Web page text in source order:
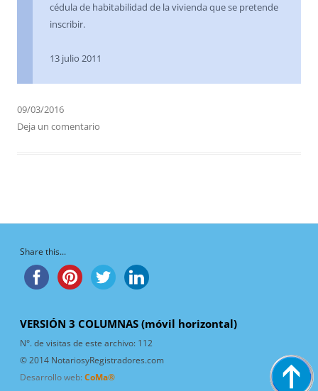
cédula de habitabilidad de la vivienda que se pretende
inscribir.
13 julio 2011
09/03/2016
Deja un comentario
Share this...
VERSIÓN 3 COLUMNAS (móvil horizontal)
N°. de visitas de este archivo: 112
© 2014 NotariosyRegistradores.com
Desarrollo web: CoMa®